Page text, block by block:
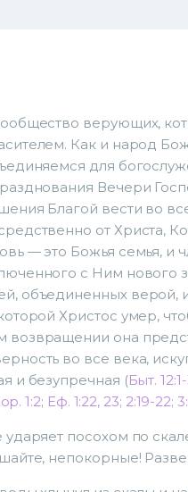
верующих,
Как и народ
для
Вечери
Благой вести во
от Христа,
— это Божья семья, и
с Ним нового
объединенных верой,
Христос умер,
возвращении она
во все века,
и безупречная (Быт.
1:2; Еф. 1:22, 23; 2:19-22;
ударяет посохом по
непокорные!